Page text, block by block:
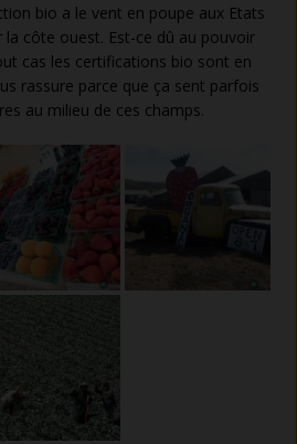
bio a le vent en poupe aux Etats
la côte ouest. Est-ce dû au pouvoir
cas les certifications bio sont en
rassure parce que ça sent parfois
au milieu de ces champs.